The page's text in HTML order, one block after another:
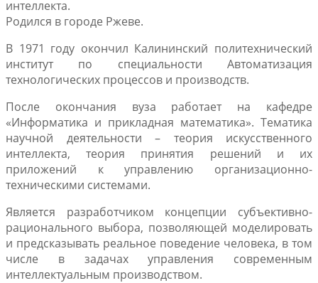
интеллекта.
Родился в городе Ржеве.
В 1971 году окончил Калининский политехнический
институт по специальности Автоматизация
технологических процессов и производств.
После окончания вуза работает на кафедре
«Информатика и прикладная математика». Тематика
научной деятельности – теория искусственного
интеллекта, теория принятия решений и их
приложений к управлению организационно-
техническими системами.
Является разработчиком концепции субъективно-
рационального выбора, позволяющей моделировать
и предсказывать реальное поведение человека, в том
числе в задачах управления современным
интеллектуальным производством.